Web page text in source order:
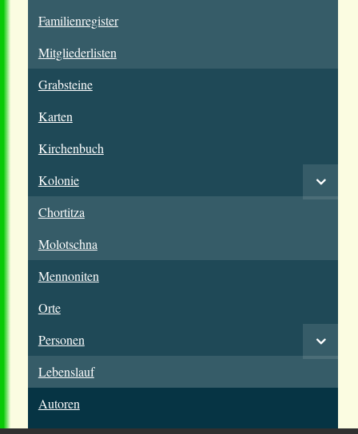
Familienregister
Mitgliederlisten
Grabsteine
Karten
Kirchenbuch
Kolonie
Chortitza
Molotschna
Mennoniten
Orte
Personen
Lebenslauf
Autoren